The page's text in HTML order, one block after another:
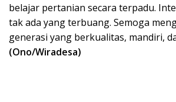
belajar pertanian secara terpadu.
tak ada yang terbuang. Semoga
generasi yang berkualitas, mandiri,
(Ono/Wiradesa)